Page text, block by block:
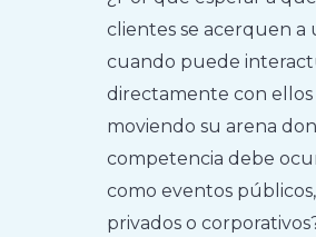
clientes se acerquen a
cuando puede
directamente con ellos
moviendo su arena
competencia debe
como eventos públicos,
privados o